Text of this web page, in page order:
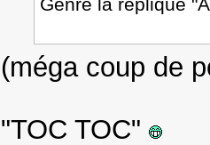
Genre la réplique
(méga coup de
"TOC TOC"